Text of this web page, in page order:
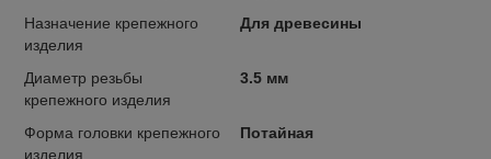
Назначение крепежного
изделия
Для древесины
Диаметр резьбы
крепежного изделия
3.5 мм
Форма головки крепежного
изделия
Потайная